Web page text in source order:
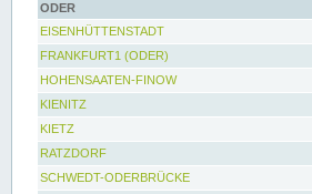
ODER
EISENHÜTTENSTADT
FRANKFURT1 (ODER)
HOHENSAATEN-FINOW
KIENITZ
KIETZ
RATZDORF
SCHWEDT-ODERBRÜCKE